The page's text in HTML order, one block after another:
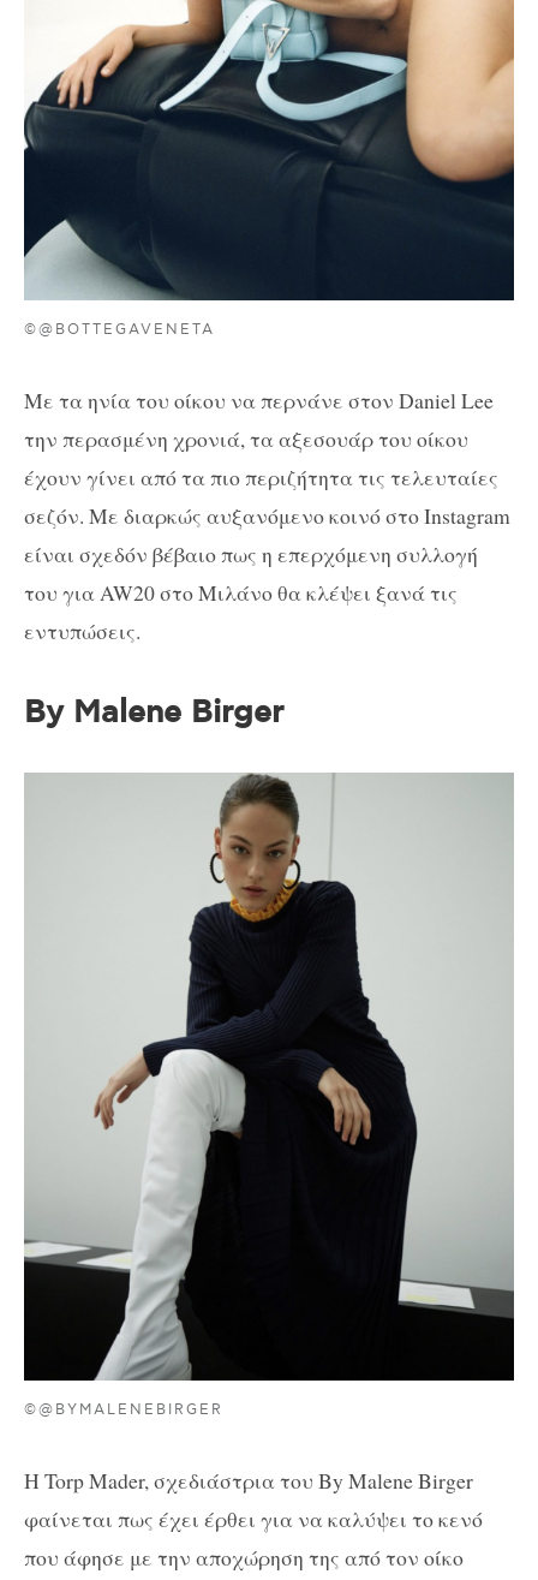
©@BOTTEGAVENETA
Με τα ηνία του οίκου να περνάνε στον Daniel Lee
την περασμένη χρονιά, τα αξεσουάρ του οίκου
έχουν γίνει από τα πιο περιζήτητα τις τελευταίες
σεζόν. Με διαρκώς αυξανόμενο κοινό στο Instagram
είναι σχεδόν βέβαιο πως η επερχόμενη συλλογή
του για AW20 στο Μιλάνο θα κλέψει ξανά τις
εντυπώσεις.
By Malene Birger
©@BYMALENEBIRGER
Η Torp Mader, σχεδιάστρια του By Malene Birger
φαίνεται πως έχει έρθει για να καλύψει το κενό
που άφησε με την αποχώρηση της από τον οίκο